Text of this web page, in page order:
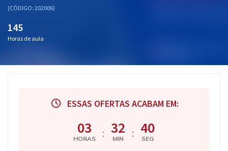
Questões grátis
Conteúdo gratuito
Aprovados
(CÓDIGO: 202006)
145
Horas de aula
ESSAS OFERTAS ACABAM EM:
03
HORAS : 32
MIN : 40
SEG